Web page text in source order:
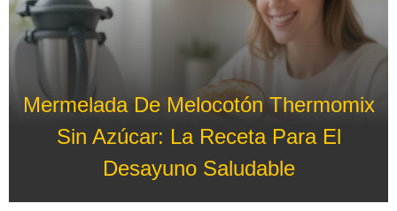
Mermelada De Melocotón Thermomix
Sin Azúcar: La Receta Para El
Desayuno Saludable